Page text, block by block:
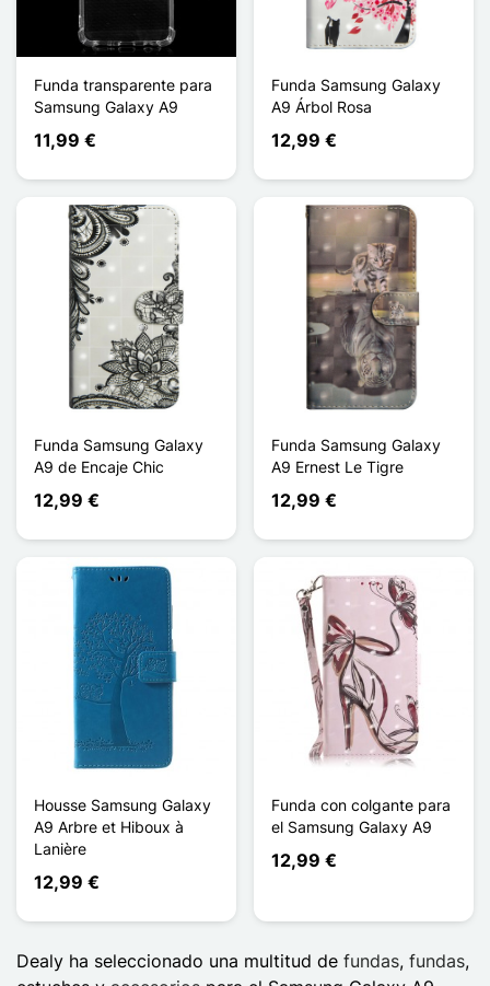
Funda transparente para
Samsung Galaxy A9
11,99 €
Funda Samsung Galaxy
A9 Árbol Rosa
12,99 €
Funda Samsung Galaxy
A9 de Encaje Chic
12,99 €
Funda Samsung Galaxy
A9 Ernest Le Tigre
12,99 €
Housse Samsung Galaxy
A9 Arbre et Hiboux à
Lanière
12,99 €
Funda con colgante para
el Samsung Galaxy A9
12,99 €
Dealy ha seleccionado una multitud de fundas, fundas,